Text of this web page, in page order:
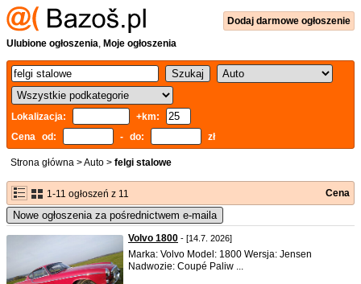
Dodaj darmowe ogłoszenie
Ulubione ogłoszenia, Moje ogłoszenia
Lokalizacja:
+km:
Cena od:
- do: zł
Strona główna >Auto > felgi stalowe
1-11 ogłoszeń z 11 Cena
Nowe ogłoszenia za pośrednictwem e-maila
Volvo 1800 - [14.7. 2026]
Marka: Volvo Model: 1800 Wersja: Jensen
Nadwozie: Coupé Paliw ...